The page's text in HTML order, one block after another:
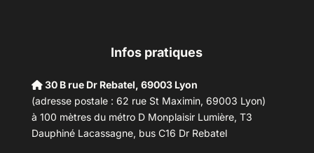
Infos pratiques
30 B rue Dr Rebatel, 69003 Lyon
(adresse postale : 62 rue St Maximin, 69003 Lyon)
à 100 mètres du métro D Monplaisir Lumière, T3
Dauphiné Lacassagne, bus C16 Dr Rebatel